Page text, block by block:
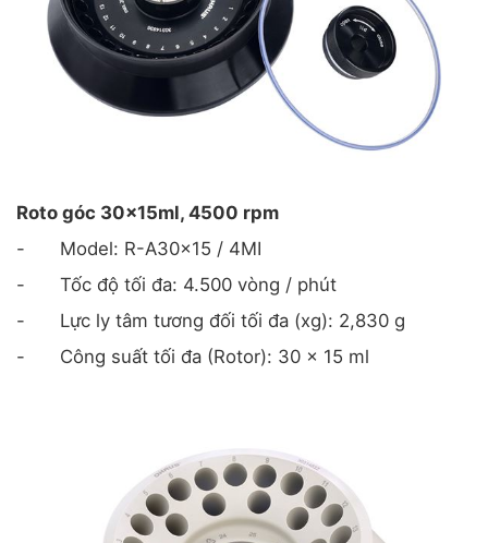
Roto góc 30x15ml, 4500 rpm
-
Model: R-A30x15 / 4MI
-
Tốc độ tối đa: 4.500 vòng / phút
-
Lực ly tâm tương đối tối đa (xg): 2,830 g
-
Công suất tối đa (Rotor): 30 x 15 ml